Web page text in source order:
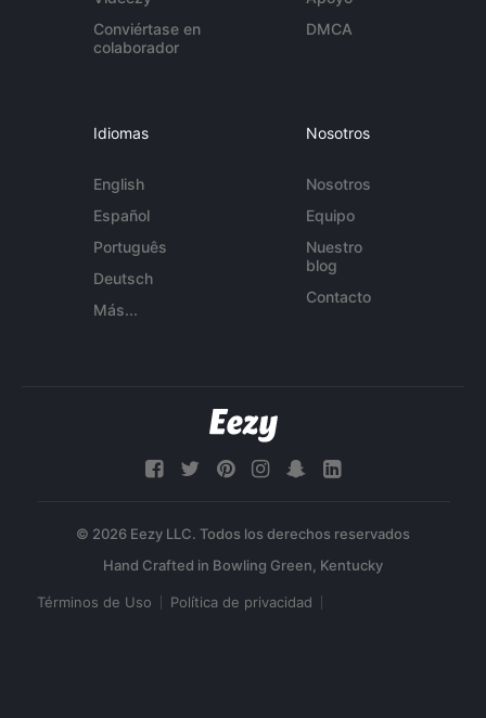
Conviértase en
colaborador
DMCA
Idiomas
English
Español
Português
Deutsch
Más...
Nosotros
Nosotros
Equipo
Nuestro
blog
Contacto
© 2026 Eezy LLC. Todos los derechos reservados
Términos de Uso Política de privacidad